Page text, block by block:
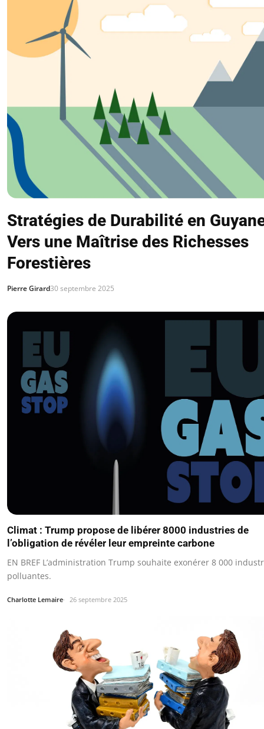
Stratégies de Durabilité en
Vers une Maîtrise des Richesses
Forestières
Pierre Girard30 septembre 2025
Climat : Trump propose de libérer 8000 industries de
l’obligation de révéler leur empreinte carbone
EN BREF L’administration Trump souhaite exonérer 8 000
polluantes.
Charlotte Lemaire 26 septembre 2025